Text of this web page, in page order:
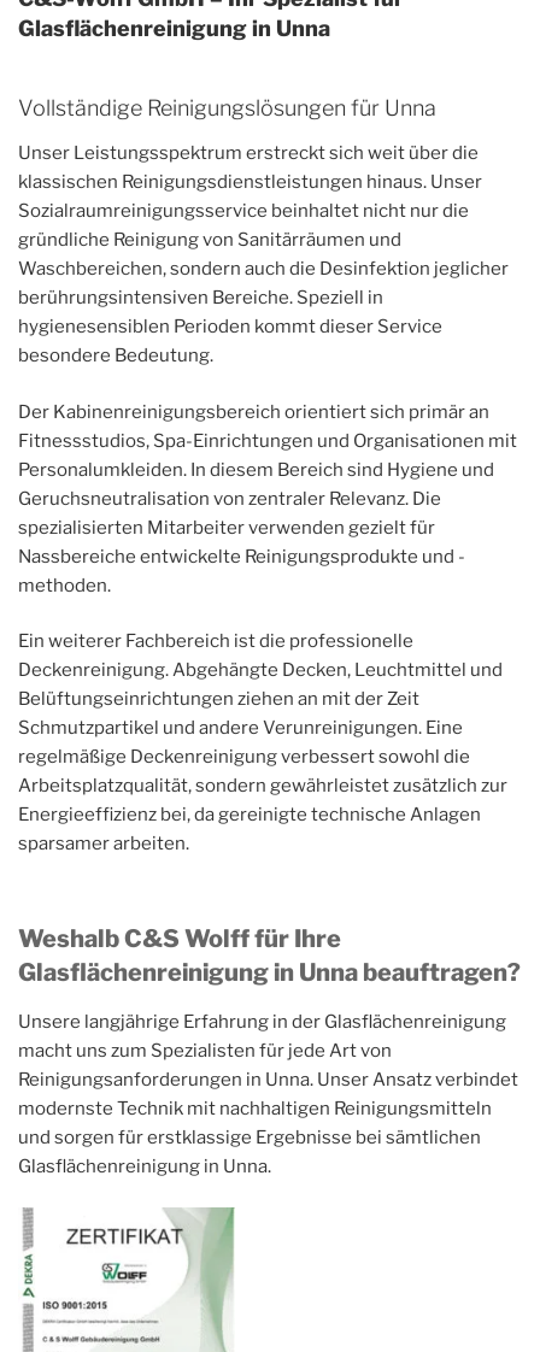
Glasflächenreinigung in Unna
Vollständige Reinigungslösungen für Unna
Unser Leistungsspektrum erstreckt sich weit über die
klassischen Reinigungsdienstleistungen hinaus. Unser
Sozialraumreinigungsservice beinhaltet nicht nur die
gründliche Reinigung von Sanitärräumen und
Waschbereichen, sondern auch die Desinfektion jeglicher
berührungsintensiven Bereiche. Speziell in
hygienesensiblen Perioden kommt dieser Service
besondere Bedeutung.
Der Kabinenreinigungsbereich orientiert sich primär an
Fitnessstudios, Spa-Einrichtungen und Organisationen mit
Personalumkleiden. In diesem Bereich sind Hygiene und
Geruchsneutralisation von zentraler Relevanz. Die
spezialisierten Mitarbeiter verwenden gezielt für
Nassbereiche entwickelte Reinigungsprodukte und -
methoden.
Ein weiterer Fachbereich ist die professionelle
Deckenreinigung. Abgehängte Decken, Leuchtmittel und
Belüftungseinrichtungen ziehen an mit der Zeit
Schmutzpartikel und andere Verunreinigungen. Eine
regelmäßige Deckenreinigung verbessert sowohl die
Arbeitsplatzqualität, sondern gewährleistet zusätzlich zur
Energieeffizienz bei, da gereinigte technische Anlagen
sparsamer arbeiten.
Weshalb C&S Wolff für Ihre
Glasflächenreinigung in Unna beauftragen?
Unsere langjährige Erfahrung in der Glasflächenreinigung
macht uns zum Spezialisten für jede Art von
Reinigungsanforderungen in Unna. Unser Ansatz verbindet
modernste Technik mit nachhaltigen Reinigungsmitteln
und sorgen für erstklassige Ergebnisse bei sämtlichen
Glasflächenreinigung in Unna.